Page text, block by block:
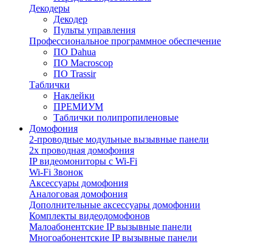
Декодеры
Декодер
Пульты управления
Профессиональное программное обеспечение
ПО Dahua
ПО Macroscop
ПО Trassir
Таблички
Наклейки
ПРЕМИУМ
Таблички полипропиленовые
Домофония
2-проводные модульные вызывные панели
2х проводная домофония
IP видеомониторы с Wi-Fi
Wi-Fi Звонок
Аксессуары домофония
Аналоговая домофония
Дополнительные аксессуары домофонии
Комплекты видеодомофонов
Малоабонентские IP вызывные панели
Многоабонентские IP вызывные панели